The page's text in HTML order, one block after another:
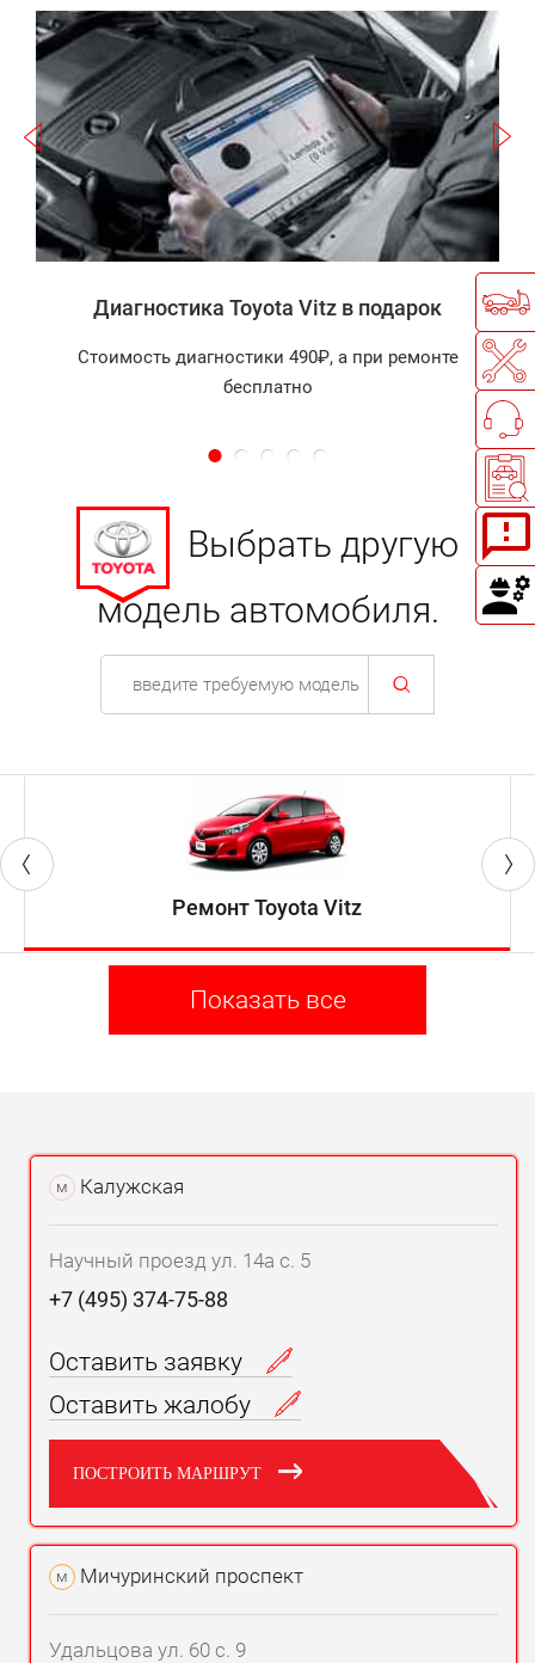
Записаться
Диагностика Toyota Vitz в подарок
Стоимость диагностики 490₽, а при ремонте
бесплатно
Выбрать другую
модель автомобиля.
Ремонт Toyota Vitz
Показать все
м Калужская
Научный проезд ул. 14а с. 5
+7 (495) 374-75-88
Оставить заявку
Оставить жалобу
ПОСТРОИТЬ МАРШРУТ
м Мичуринский проспект
Удальцова ул. 60 с. 9